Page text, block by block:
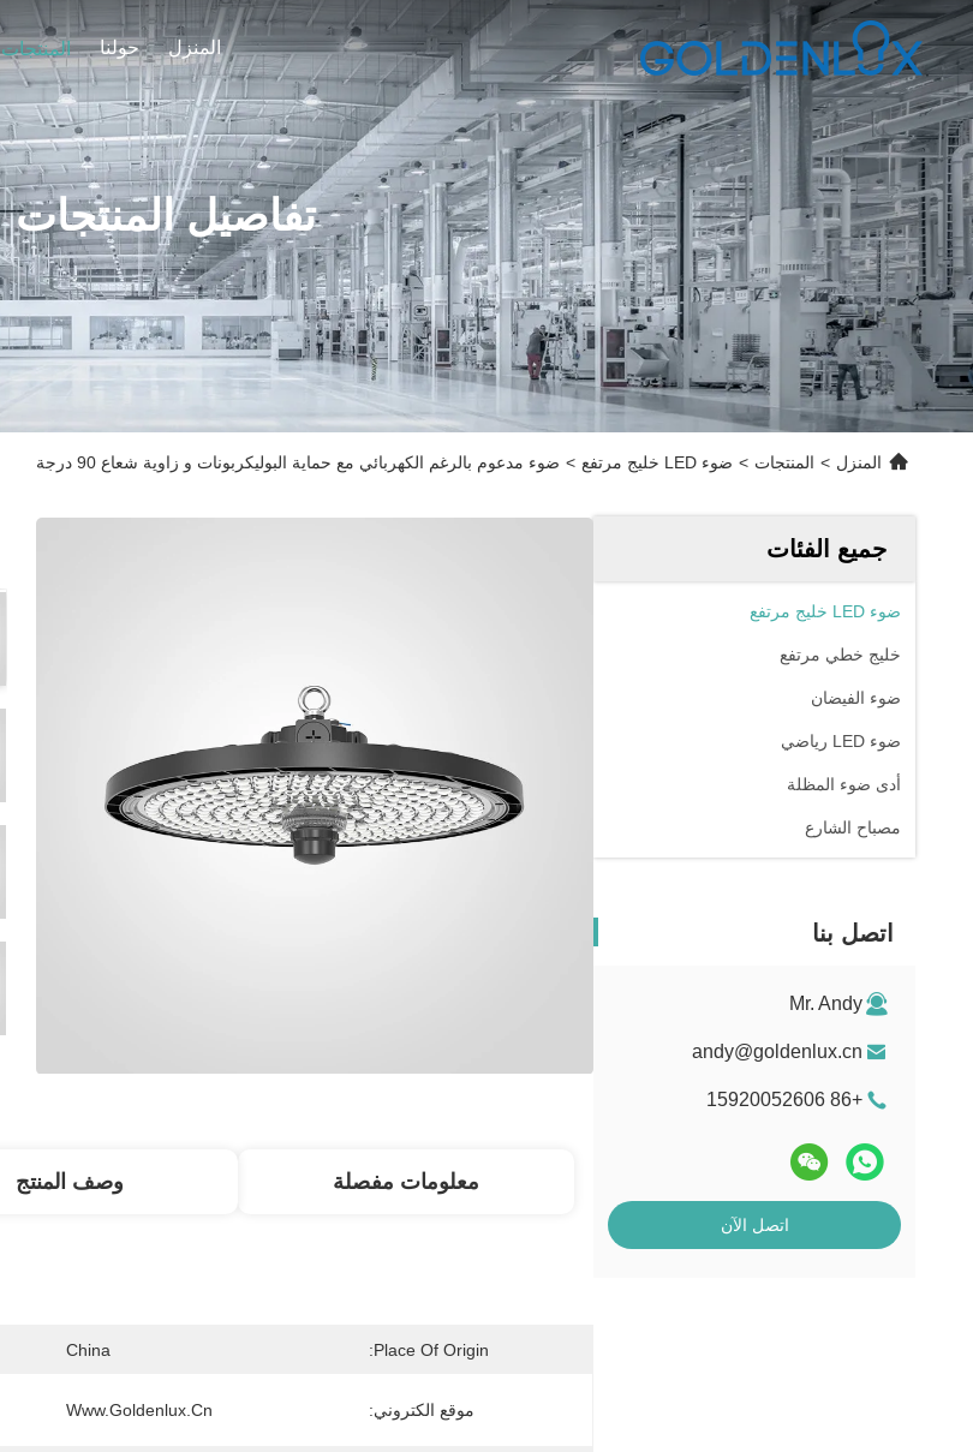
المنزل حولنا المنتجات
تفاصيل المنتجات
المنزل > المنتجات > ضوء LED خليج مرتفع > ضوء مدعوم بالرغم الكهربائي مع حماية البوليكربونات و زاوية شعاع 90 درجة
جميع الفئات
ضوء LED خليج مرتفع
خليج خطي مرتفع
ضوء الفيضان
ضوء LED رياضي
أدى ضوء المظلة
مصباح الشارع
اتصل بنا
Mr. Andy
andy@goldenlux.cn
+86 15920052606
اتصل الآن
معلومات مفصلة وصف المنتج
Place Of Origin:
China
موقع الكتروني: Www.goldenlux.cn